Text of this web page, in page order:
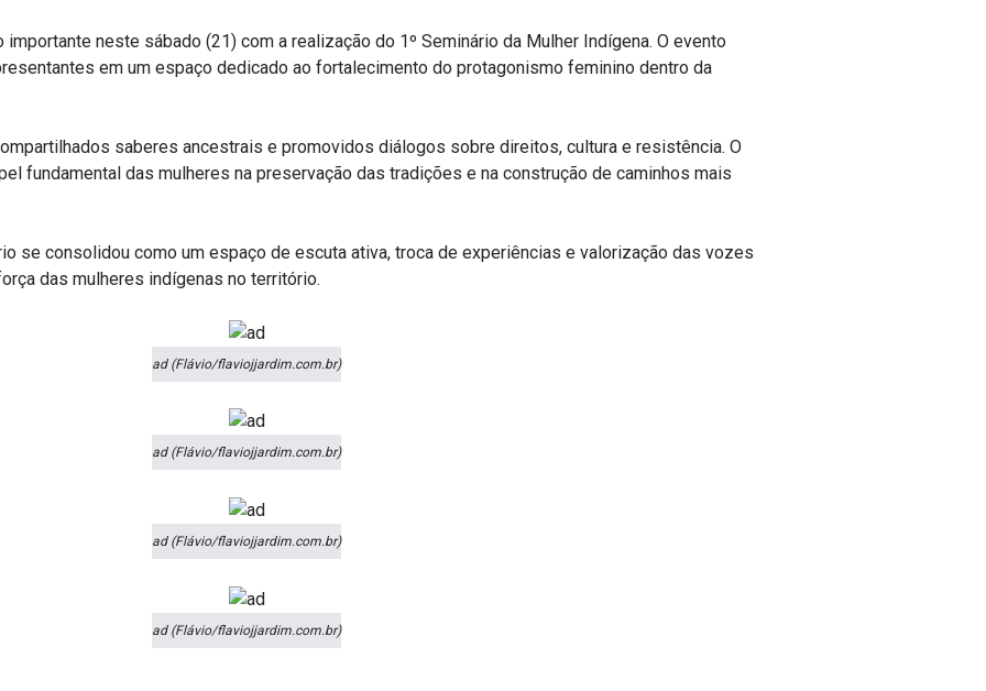
importante neste sábado (21) com a realização do 1º Seminário da Mulher Indígena. O evento
em um espaço dedicado ao fortalecimento do protagonismo feminino dentro da
saberes ancestrais e promovidos diálogos sobre direitos, cultura e resistência. O
fundamental das mulheres na preservação das tradições e na construção de caminhos mais
se consolidou como um espaço de escuta ativa, troca de experiências e valorização das vozes
das mulheres indígenas no território.
ad (Flávio/flaviojjardim.com.br)
ad (Flávio/flaviojjardim.com.br)
ad (Flávio/flaviojjardim.com.br)
ad (Flávio/flaviojjardim.com.br)